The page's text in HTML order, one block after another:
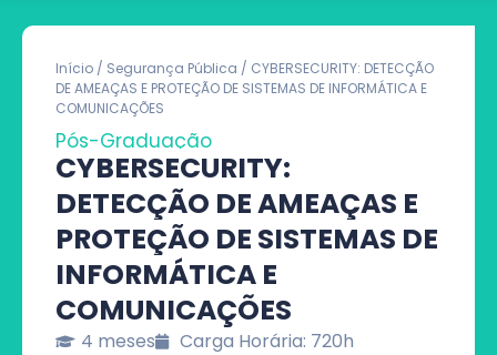
Início / Segurança Pública / CYBERSECURITY: DETECÇÃO
DE AMEAÇAS E PROTEÇÃO DE SISTEMAS DE INFORMÁTICA E
COMUNICAÇÕES
Pós-Graduação
CYBERSECURITY:
DETECÇÃO DE AMEAÇAS E
PROTEÇÃO DE SISTEMAS DE
INFORMÁTICA E
COMUNICAÇÕES
4 meses Carga Horária: 720h